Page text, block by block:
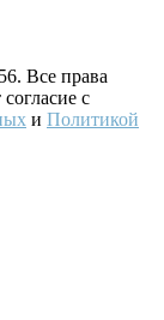
Все права
с
и Политикой